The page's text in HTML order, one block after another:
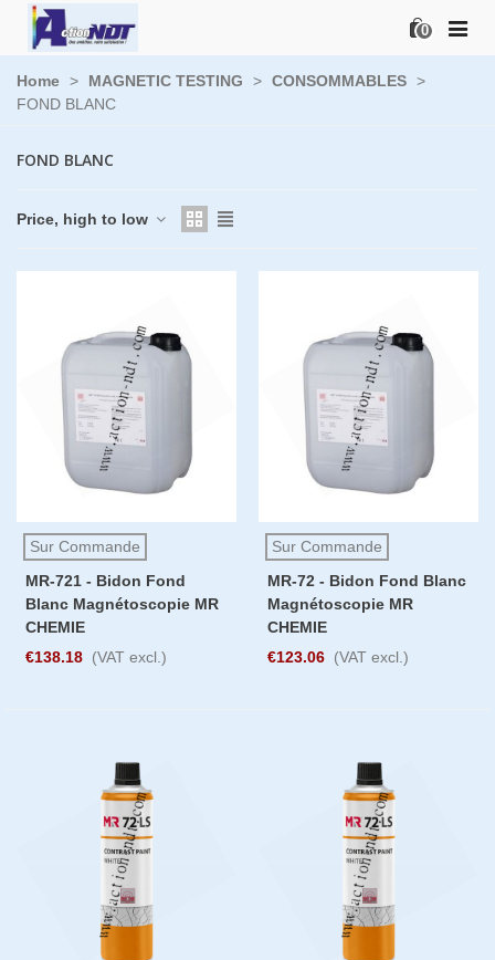
0
Home > MAGNETIC TESTING > CONSOMMABLES >
FOND BLANC
FOND BLANC
Price, high to low
Sur Commande
MR-721 - Bidon Fond
Blanc Magnétoscopie MR
CHEMIE
€138.18 (VAT excl.)
Sur Commande
MR-72 - Bidon Fond Blanc
Magnétoscopie MR
CHEMIE
€123.06 (VAT excl.)